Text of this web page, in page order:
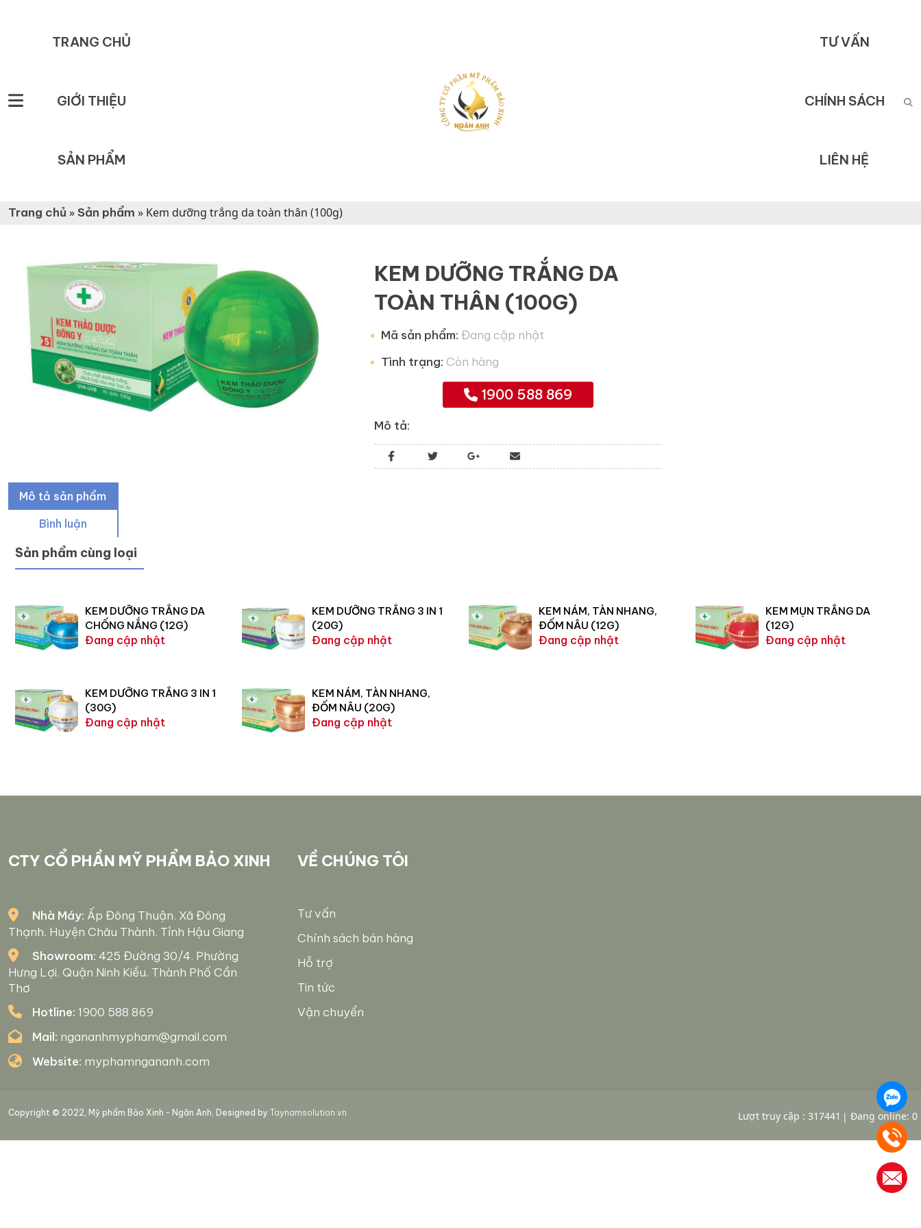
TRANG CHỦ
GIỚI THIỆU
SẢN PHẨM
TƯ VẤN
CHÍNH SÁCH
LIÊN HỆ
Trang chủ »Sản phẩm » Kem dưỡng trắng da toàn thân (100g)
KEM DƯỠNG TRẮNG DA
TOÀN THÂN (100G)
Mã sản phẩm: Đang cập nhật
Tình trạng: Còn hàng
1900 588 869
Mô tả:
Mô tả sản phẩm
Bình luận
Sản phẩm cùng loại
KEM DƯỠNG TRẮNG DA
CHỐNG NẮNG (12G)
Đang cập nhật
KEM DƯỠNG TRẮNG 3 IN 1
(20G)
Đang cập nhật
KEM NÁM, TÀN NHANG,
ĐỐM NÂU (12G)
Đang cập nhật
KEM MỤN TRẮNG DA
(12G)
Đang cập nhật
KEM DƯỠNG TRẮNG 3 IN 1
(30G)
Đang cập nhật
KEM NÁM, TÀN NHANG,
ĐỐM NÂU (20G)
Đang cập nhật
CTY CỔ PHẦN MỸ PHẨM BẢO XINH
Nhà Máy: Ấp Đông Thuận. Xã Đông
Thạnh. Huyện Châu Thành. Tỉnh Hậu Giang
Showroom: 425 Đường 30/4. Phường
Hưng Lợi. Quận Ninh Kiều. Thành Phố Cần
Thơ
Hotline: 1900 588 869
Mail: ngananhmypham@gmail.com
Website: myphamngananh.com
VỀ CHÚNG TÔI
Tư vấn
Chính sách bán hàng
Hỗ trợ
Tin tức
Vận chuyển
Copyright © 2022, Mỹ phẩm Bảo Xinh - Ngân Anh, Designed by Taynamsolution.vn Lượt truy cập : 317441 Đang online: 0